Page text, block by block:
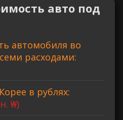
авто под
автомобиля во
расходами:
в рублях:
₩)